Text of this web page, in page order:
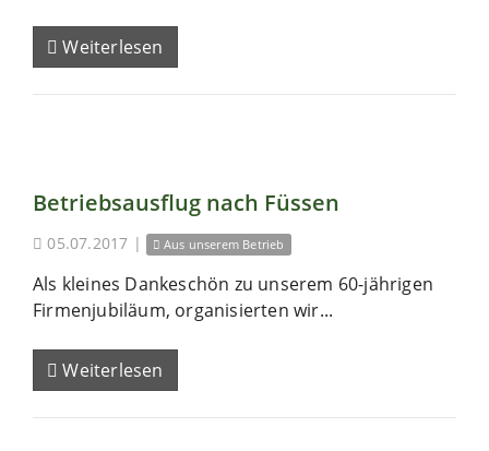
Weiterlesen
Betriebsausflug nach Füssen
05.07.2017 | Aus unserem Betrieb
Als kleines Dankeschön zu unserem 60-jährigen
Firmenjubiläum, organisierten wir...
Weiterlesen